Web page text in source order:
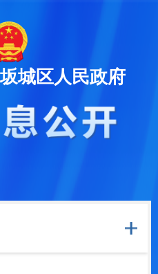
城区人民政府